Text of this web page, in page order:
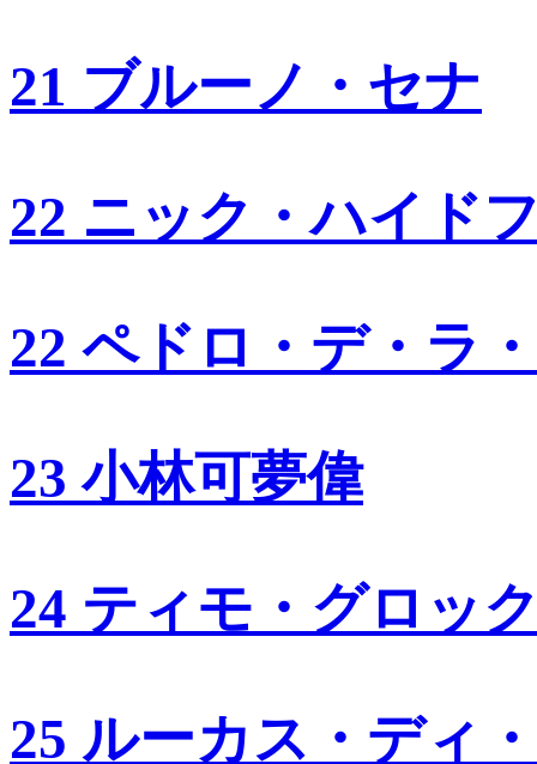
21 ブルーノ・セナ
22 ニック・ハイド
22 ペドロ・デ・ラ
23 小林可夢偉
24 ティモ・グロッ
25 ルーカス・ディ